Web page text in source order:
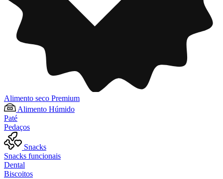
Alimento seco Premium
Alimento Húmido
Paté
Pedaços
Snacks
Snacks funcionais
Dental
Biscoitos